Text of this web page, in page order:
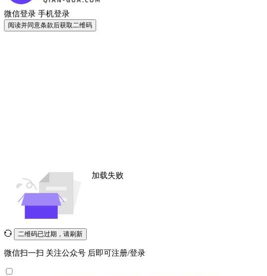
微信登录 手机登录
阅读并同意条款后获取二维码
加载失败
二维码已过期，请刷新
微信扫一扫 关注公众号 后即可注册/登录